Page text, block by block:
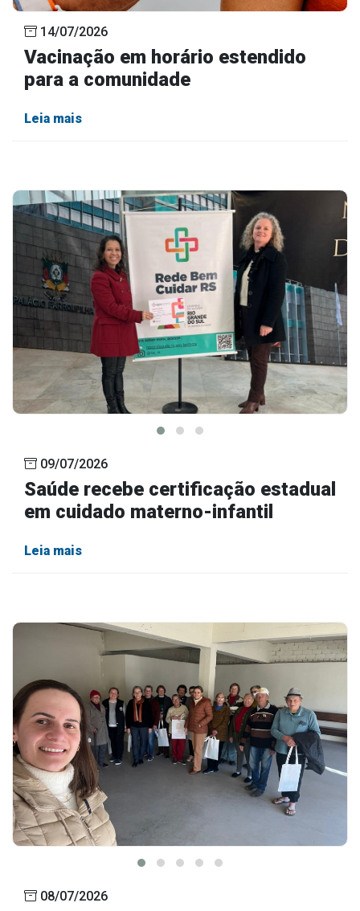
14/07/2026
Vacinação em horário estendido
para a comunidade
Leia mais
09/07/2026
Saúde recebe certificação estadual
em cuidado materno-infantil
Leia mais
08/07/2026